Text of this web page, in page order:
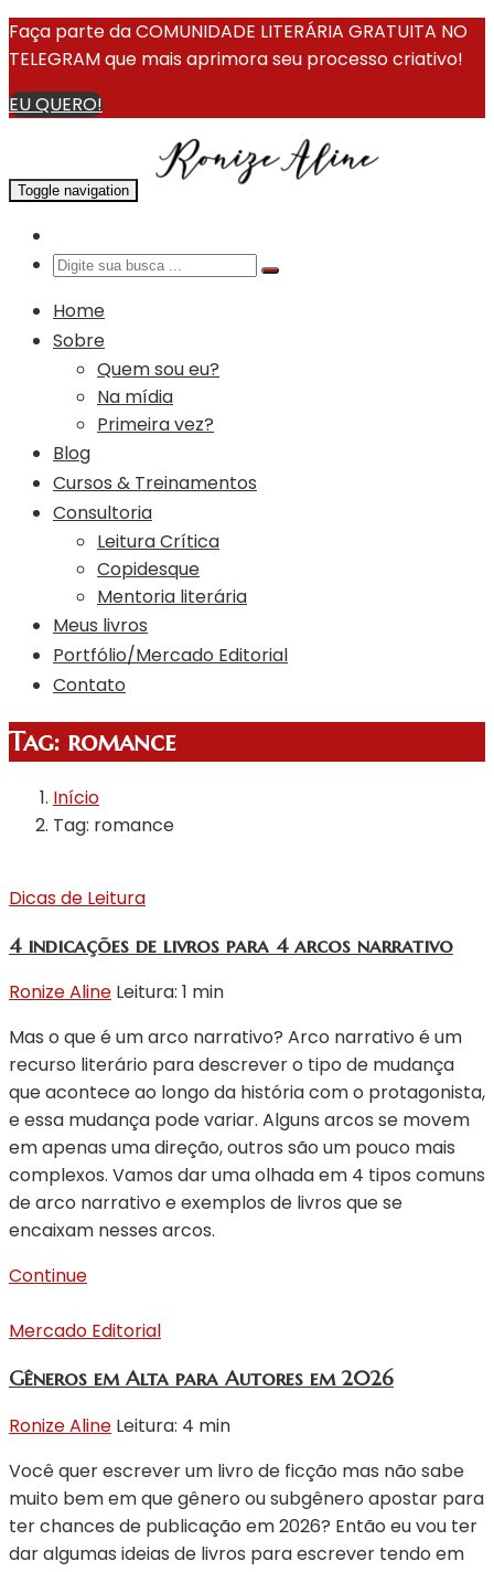
Faça parte da COMUNIDADE LITERÁRIA GRATUITA NO
TELEGRAM que mais aprimora seu processo criativo!
EU QUERO!
Toggle navigation
Home
Sobre
Quem sou eu?
Na mídia
Primeira vez?
Blog
Cursos & Treinamentos
Consultoria
Leitura Crítica
Copidesque
Mentoria literária
Meus livros
Portfólio/Mercado Editorial
Contato
Tag: romance
Início
Tag: romance
Dicas de Leitura
4 indicações de livros para 4 arcos narrativo
Ronize Aline Leitura: 1 min
Mas o que é um arco narrativo? Arco narrativo é um
recurso literário para descrever o tipo de mudança
que acontece ao longo da história com o protagonista,
e essa mudança pode variar. Alguns arcos se movem
em apenas uma direção, outros são um pouco mais
complexos. Vamos dar uma olhada em 4 tipos comuns
de arco narrativo e exemplos de livros que se
encaixam nesses arcos.
Continue
Mercado Editorial
Gêneros em Alta para Autores em 2026
Ronize Aline Leitura: 4 min
Você quer escrever um livro de ficção mas não sabe
muito bem em que gênero ou subgênero apostar para
ter chances de publicação em 2026? Então eu vou ter
dar algumas ideias de livros para escrever tendo em